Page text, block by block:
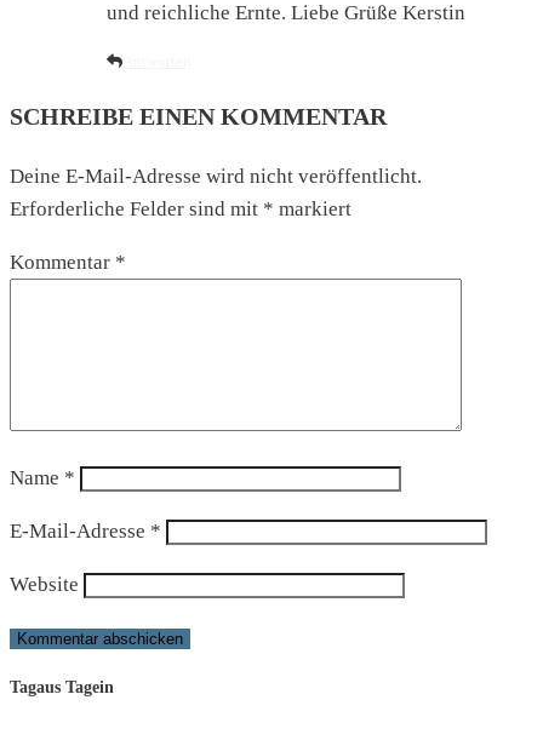
und reichliche Ernte. Liebe Grüße Kerstin
SCHREIBE EINEN KOMMENTAR
Deine E-Mail-Adresse wird nicht veröffentlicht.
Erforderliche Felder sind mit * markiert
Kommentar *
Name *
E-Mail-Adresse *
Website
Tagaus Tagein